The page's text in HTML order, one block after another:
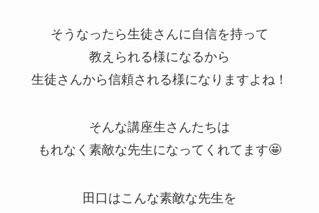
そうなったら生徒さんに自信を持って
教えられる様になるから
生徒さんから信頼される様になりますよね！
そんな講座生さんたちは
もれなく素敵な先生になってくれてます🤩
田口はこんな素敵な先生を